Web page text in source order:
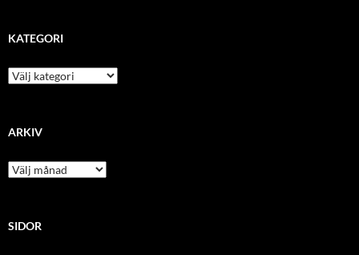
KATEGORI
kategori
ARKIV
arkiv
SIDOR